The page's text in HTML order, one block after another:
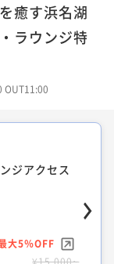
¥34,000~
¥ 32,300 ~
¥12,636~
¥ 12,004 ~
ビューラウ
最大5％OFF
最大5％OFF
¥16,200~
¥ 15,390 ~
癒す浜名湖
ラウンジ特
OUT11:00
ジアクセス
大5％OFF
¥15,000~